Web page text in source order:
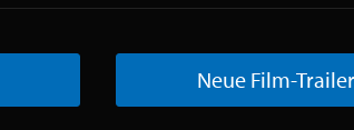
Neue Film-Trailer